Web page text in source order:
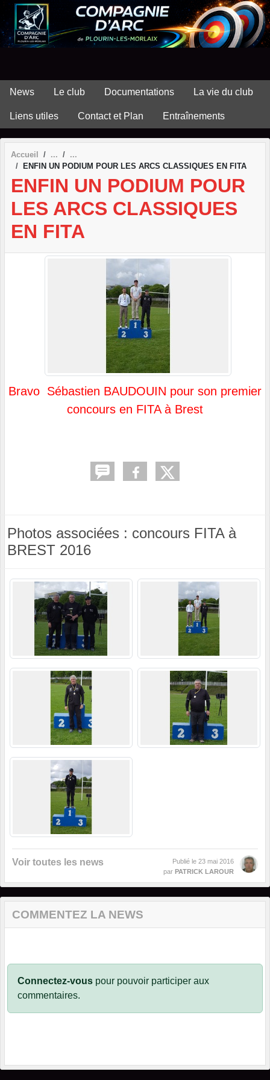
News Le club Documentations La vie du club
Liens utiles Contact et Plan Entraînements
Accueil
ENFIN UN PODIUM POUR LES ARCS CLASSIQUES EN FITA
ENFIN UN PODIUM POUR
LES ARCS CLASSIQUES
EN FITA
Bravo Sébastien BAUDOUIN pour son premier
concours en FITA à Brest
Photos associées : concours FITA à
BREST 2016
Voir toutes les news Publié le 23 mai 2016
par PATRICK LAROUR
COMMENTEZ LA NEWS
Connectez-vous pour pouvoir participer aux
commentaires.
Panneau de gestion des cookies